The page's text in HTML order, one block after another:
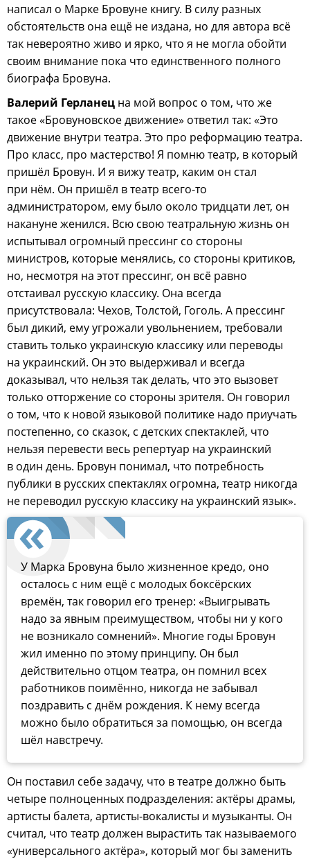
написал о Марке Бровуне книгу. В силу разных
обстоятельств она ещё не издана, но для автора всё
так невероятно живо и ярко, что я не могла обойти
своим внимание пока что единственного полного
биографа Бровуна.
Валерий Герланец на мой вопрос о том, что же
такое «Бровуновское движение» ответил так: «Это
движение внутри театра. Это про реформацию театра.
Про класс, про мастерство! Я помню театр, в который
пришёл Бровун. И я вижу театр, каким он стал
при нём. Он пришёл в театр всего-то
администратором, ему было около тридцати лет, он
накануне женился. Всю свою театральную жизнь он
испытывал огромный прессинг со стороны
министров, которые менялись, со стороны критиков,
но, несмотря на этот прессинг, он всё равно
отстаивал русскую классику. Она всегда
присутствовала: Чехов, Толстой, Гоголь. А прессинг
был дикий, ему угрожали увольнением, требовали
ставить только украинскую классику или переводы
на украинский. Он это выдерживал и всегда
доказывал, что нельзя так делать, что это вызовет
только отторжение со стороны зрителя. Он говорил
о том, что к новой языковой политике надо приучать
постепенно, со сказок, с детских спектаклей, что
нельзя перевести весь репертуар на украинский
в один день. Бровун понимал, что потребность
публики в русских спектаклях огромна, театр никогда
не переводил русскую классику на украинский язык».
У Марка Бровуна было жизненное кредо, оно
осталось с ним ещё с молодых боксёрских
времён, так говорил его тренер: «Выигрывать
надо за явным преимуществом, чтобы ни у кого
не возникало сомнений». Многие годы Бровун
жил именно по этому принципу. Он был
действительно отцом театра, он помнил всех
работников поимённо, никогда не забывал
поздравить с днём рождения. К нему всегда
можно было обратиться за помощью, он всегда
шёл навстречу.
Он поставил себе задачу, что в театре должно быть
четыре полноценных подразделения: актёры драмы,
артисты балета, артисты-вокалисты и музыканты. Он
считал, что театр должен вырастить так называемого
«универсального актёра», который мог бы заменить